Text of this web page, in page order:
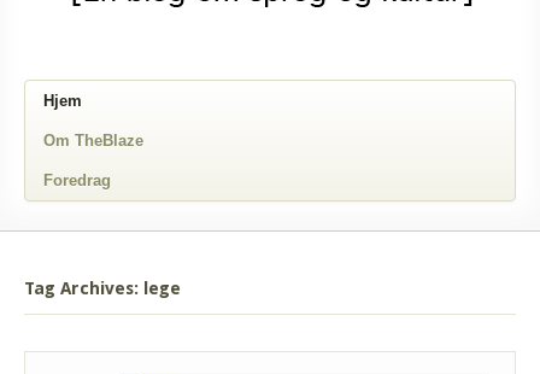
Hjem
Om TheBlaze
Foredrag
Tag Archives: lege